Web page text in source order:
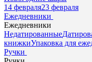
14 февраля23 февраля
Ежедневники
Ежедневники
Недатированные
книжкиУпаковка для
Ручки